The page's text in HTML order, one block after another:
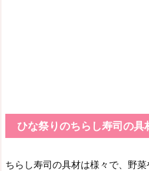
ひな祭りのちらし寿司の具
ちらし寿司の具材は様々で、野